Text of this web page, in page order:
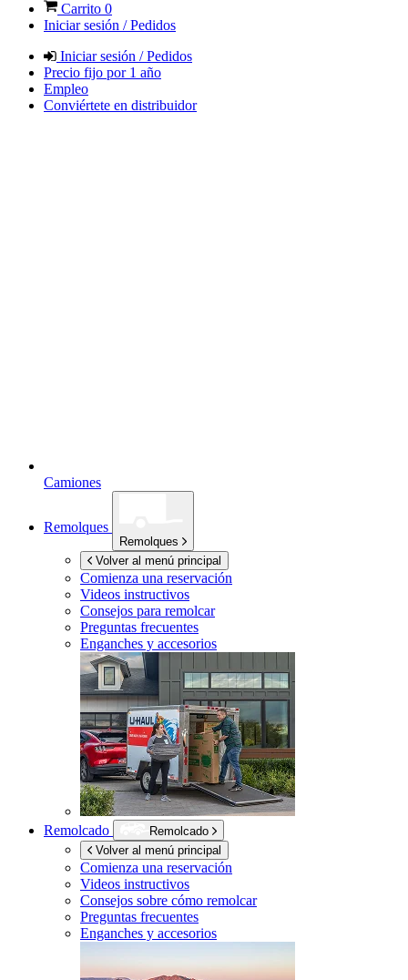
Carrito 0
Iniciar sesión / Pedidos
Iniciar sesión / Pedidos
Precio fijo por 1 año
Empleo
Conviértete en distribuidor
Camiones
Remolques
Remolques
Volver al menú principal
Comienza una reservación
Videos instructivos
Consejos para remolcar
Preguntas frecuentes
Enganches y accesorios
Remolcado
Remolcado
Volver al menú principal
Comienza una reservación
Videos instructivos
Consejos sobre cómo remolcar
Preguntas frecuentes
Enganches y accesorios